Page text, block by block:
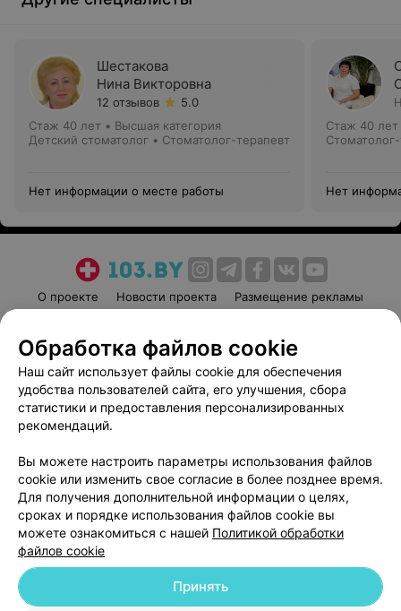
Шестакова
Нина Викторовна
12 отзывов
5.0
Стаж 40 лет • Высшая категория
Детский стоматолог • Стоматолог-терапевт
Нет информации о месте работы
Стаж 40 лет
Нет
О проекте Новости проекта
Размещение рекламы
Пользовательское соглашение
Способы оплаты
Вакансии
Партнеры
Написать руководителю 103.by
Обработка персональных данных
© 2026 ООО «Артокс Лаб», УНП 191700409
| 220012, Республика Беларусь,
Обработка файлов cookie
Наш сайт использует файлы cookie для обеспечения
удобства пользователей сайта, его улучшения, сбора
статистики и предоставления персонализированных
рекомендаций.
Вы можете настроить параметры использования файлов
cookie или изменить свое согласие в более позднее время.
Для получения дополнительной информации о целях,
сроках и порядке использования файлов cookie вы
можете ознакомиться с нашей Политикой обработки
файлов cookie
Принять